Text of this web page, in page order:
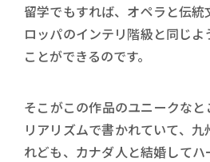
留学でもすれば、オペラと伝
ロッパのインテリ階級と同じよ
ことができるのです。
そこがこの作品のユニークな
リアリズムで書かれていて、
れども、カナダ人と結婚してハ